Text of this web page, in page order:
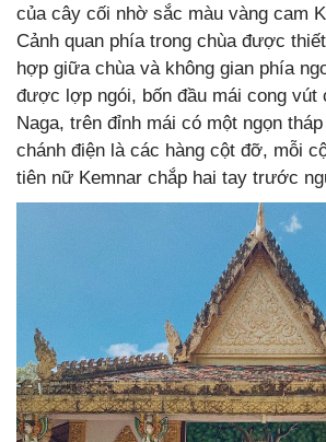
của cây cối nhờ sắc màu vàng cam
Cảnh quan phía trong chùa được
hợp giữa chùa và không gian phía
được lợp ngói, bốn đầu mái cong vút
Naga, trên đỉnh mái có một ngọn
chánh điện là các hàng cột đỡ, mỗi
tiên nữ Kemnar chắp hai tay trước